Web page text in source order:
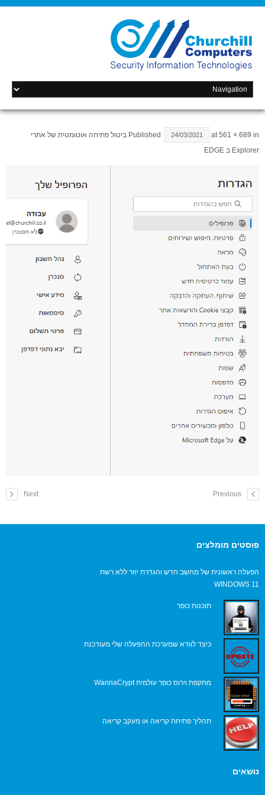
Published 24/03/2021 at561 × 689 in
ביטול פתיחה אוטומטית של אתרי
Explorer ב EDGE
Previous
Next
פוסטים מומלצים
הפעלה ראשונית של מחשב חדש והגדרת יוזר ללא רשת
WINDOWS 11
תוכנות כופר
כיצד לוודא שמערכת ההפעלה שלי מעודכנת
מתקפת וירוס כופר עולמית WannaCrypt
תהליך פתיחת קריאה או מעקב קריאה
נושאים